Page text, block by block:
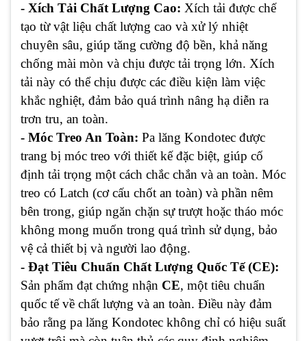
- Xích Tải Chất Lượng Cao: Xích tải được chế
tạo từ vật liệu chất lượng cao và xử lý nhiệt
chuyên sâu, giúp tăng cường độ bền, khả năng
chống mài mòn và chịu được tải trọng lớn. Xích
tải này có thể chịu được các điều kiện làm việc
khắc nghiệt, đảm bảo quá trình nâng hạ diễn ra
trơn tru, an toàn.
- Móc Treo An Toàn: Pa lăng Kondotec được
trang bị móc treo với thiết kế đặc biệt, giúp cố
định tải trọng một cách chắc chắn và an toàn. Móc
treo có Latch (cơ cấu chốt an toàn) và phần nêm
bên trong, giúp ngăn chặn sự trượt hoặc tháo móc
không mong muốn trong quá trình sử dụng, bảo
vệ cả thiết bị và người lao động.
- Đạt Tiêu Chuẩn Chất Lượng Quốc Tế (CE):
Sản phẩm đạt chứng nhận CE, một tiêu chuẩn
quốc tế về chất lượng và an toàn. Điều này đảm
bảo rằng pa lăng Kondotec không chỉ có hiệu suất